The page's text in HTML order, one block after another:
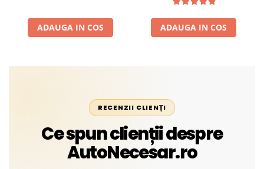
Liniar
ADAUGA IN COS ADAUGA IN COS
RECENZII CLIENȚI
Ce spun clienții despre
AutoNecesar.ro